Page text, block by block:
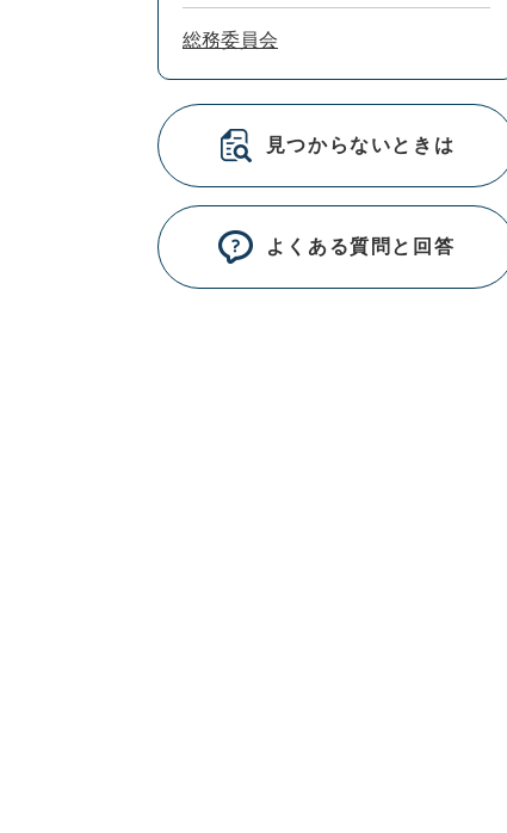
総務委員会
見つからないときは
よくある質問と回答